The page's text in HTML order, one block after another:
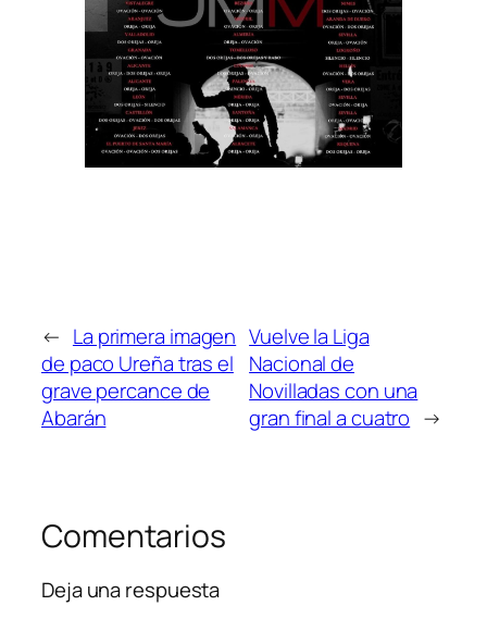
← La primera imagen
de paco Ureña tras el
grave percance de
Abarán
Vuelve la Liga
Nacional de
Novilladas con una
gran final a cuatro →
Comentarios
Deja una respuesta